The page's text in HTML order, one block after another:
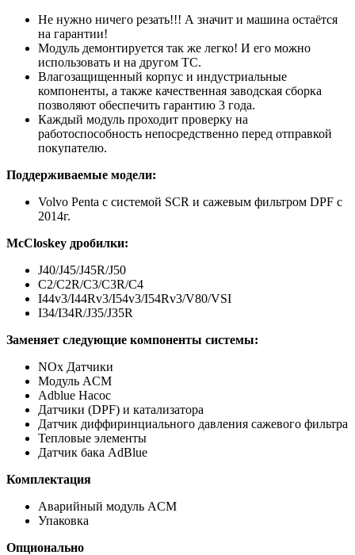
Не нужно ничего резать!!! А значит и машина остаётся
на гарантии!
Модуль демонтируется так же легко! И его можно
использовать и на другом ТС.
Влагозащищенный корпус и индустриальные
компоненты, а также качественная заводская сборка
позволяют обеспечить гарантию 3 года.
Каждый модуль проходит проверку на
работоспособность непосредственно перед отправкой
покупателю.
Поддерживаемые модели:
Volvo Penta с системой SCR и сажевым фильтром DPF с
2014г.
McCloskey дробилки:
J40/J45/J45R/J50
C2/C2R/C3/C3R/C4
I44v3/I44Rv3/I54v3/I54Rv3/V80/VSI
I34/I34R/J35/J35R
Заменяет следующие компоненты системы:
NOx Датчики
Модуль ACM
Adblue Насос
Датчики (DPF) и катализатора
Датчик диффиринциального давления сажевого фильтра
Тепловые элементы
Датчик бака AdBlue
Комплектация
Аварийный модуль ACM
Упаковка
Опционально